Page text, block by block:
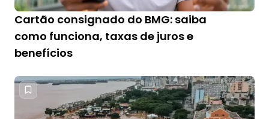
Cartão consignado do BMG: saiba
como funciona, taxas de juros e
benefícios